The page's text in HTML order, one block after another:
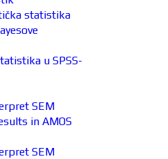
statistika
u SPSS-
SEM
in AMOS
SEM